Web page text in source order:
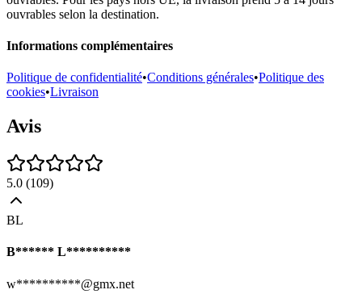
ouvrables selon la destination.
Informations complémentaires
Politique de confidentialité•Conditions générales•Politique des
cookies•Livraison
Avis
5.0 (109)
BL
B****** L**********
w**********@gmx.net